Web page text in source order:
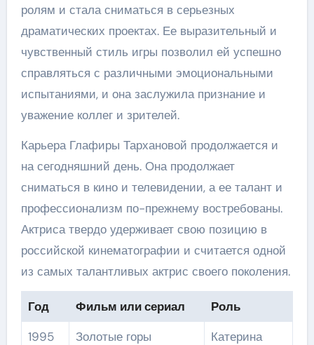
ролям и стала сниматься в серьезных
драматических проектах. Ее выразительный и
чувственный стиль игры позволил ей успешно
справляться с различными эмоциональными
испытаниями, и она заслужила признание и
уважение коллег и зрителей.
Карьера Глафиры Тархановой продолжается и
на сегодняшний день. Она продолжает
сниматься в кино и телевидении, а ее талант и
профессионализм по-прежнему востребованы.
Актриса твердо удерживает свою позицию в
российской кинематографии и считается одной
из самых талантливых актрис своего поколения.
Год Фильм или сериал
Роль
1995
Золотые горы
Катерина